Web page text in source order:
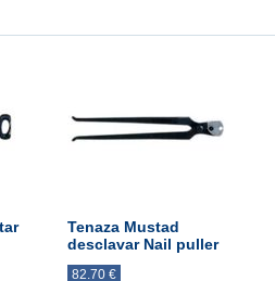
Tenaza Mustad
desclavar Nail puller
82.70 €